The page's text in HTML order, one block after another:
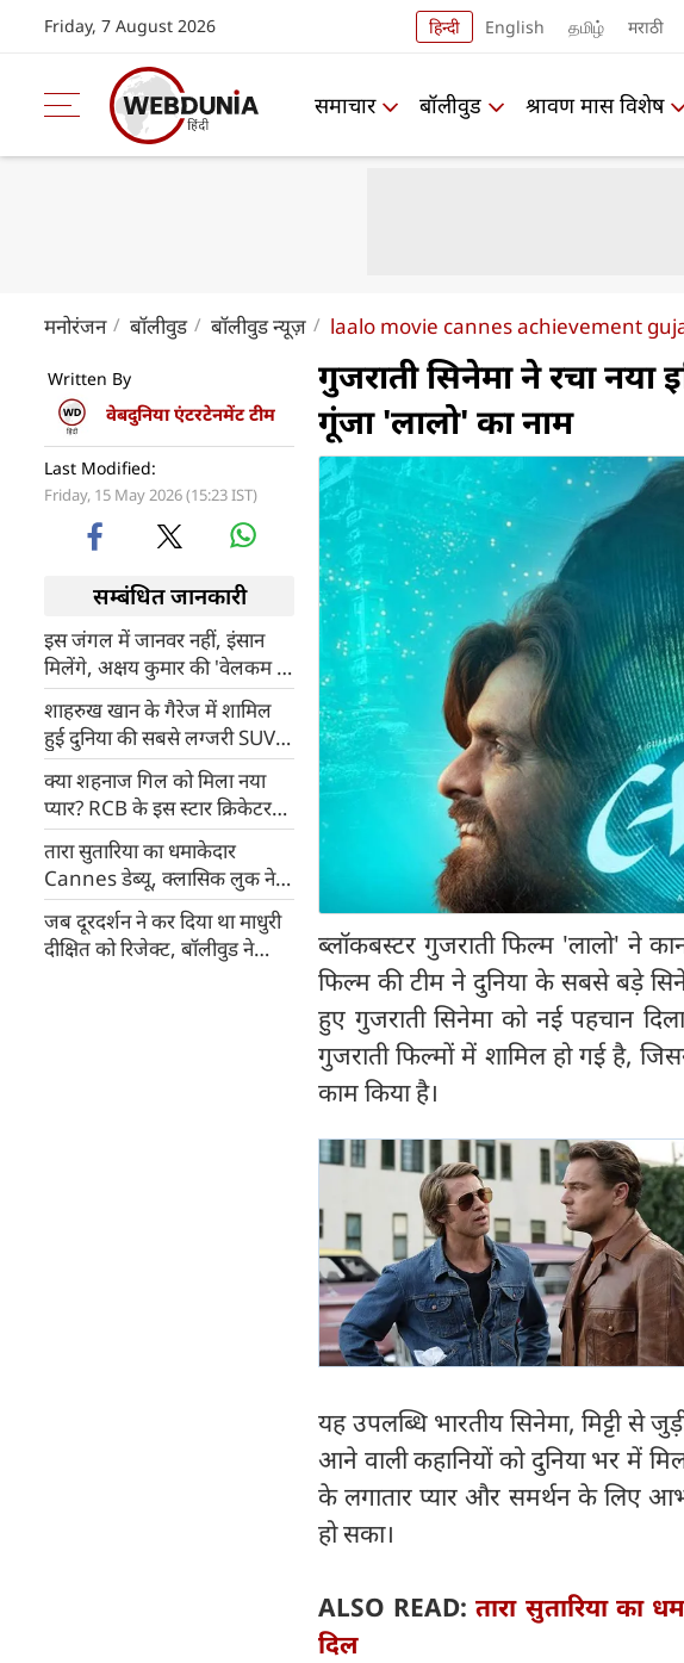
Friday, 7 August 2026 हिन्दी English தமிழ் मराठी
समाचार बॉलीवुड श्रावण मास विशेष
मनोरंजन बॉलीवुड बॉलीवुड न्यूज़ laalo movie cannes achievement
Written By
वेबदुनिया एंटरटेनमेंट टीम
Last Modified:
Friday, 15 May 2026 (15:23 IST)
सम्बंधित जानकारी
इस जंगल में जानवर नहीं, इंसान
मिलेंगे, अक्षय कुमार की 'वेलकम टू
द जंगल' का टीजर रिलीज
शाहरुख खान के गैरेज में शामिल
हुई दुनिया की सबसे लग्जरी SUV,
जानिए कीमत और खासियत
क्या शहनाज गिल को मिला नया
प्यार? RCB के इस स्टार क्रिकेटर
संग जुड़ा रहा नाम
तारा सुतारिया का धमाकेदार
Cannes डेब्यू, क्लासिक लुक ने
जीता दिल
जब दूरदर्शन ने कर दिया था माधुरी
दीक्षित को रिजेक्ट, बॉलीवुड ने
गुजराती सिनेमा ने रचा
गूंजा 'लालो' का नाम
ब्लॉकबस्टर गुजराती फिल्म 'लालो' ने
फिल्म की टीम ने दुनिया के सबसे बड़े
हुए गुजराती सिनेमा को नई पहचान
गुजराती फिल्मों में शामिल हो गई है,
काम किया है।
यह उपलब्धि भारतीय सिनेमा, मिट्टी
आने वाली कहानियों को दुनिया भर में
के लगातार प्यार और समर्थन के लिए
हो सका।
ALSO READ:तारा सुतारिया का
दिल